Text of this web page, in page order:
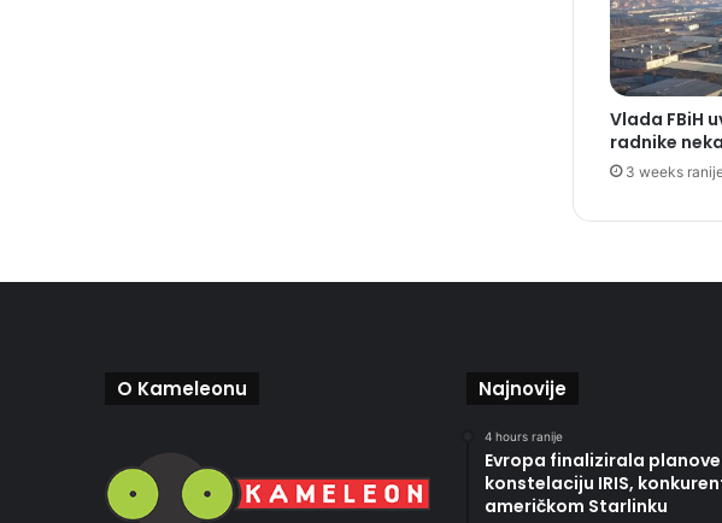
Vlada FBiH
radnike
3 weeks
O Kameleonu Najnovije
4 hours ranije
Evropa finalizirala
konstelaciju IRIS,
američkom Starlinku